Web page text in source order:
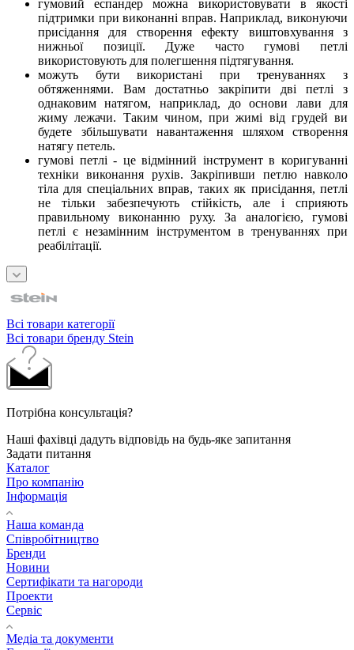
гумовий еспандер можна використовувати в якості
підтримки при виконанні вправ. Наприклад, виконуючи
присідання для створення ефекту виштовхування з
нижньої позиції. Дуже часто гумові петлі
використовують для полегшення підтягування.
можуть бути використані при тренуваннях з
обтяженнями. Вам достатньо закріпити дві петлі з
однаковим натягом, наприклад, до основи лави для
жиму лежачи. Таким чином, при жимі від грудей ви
будете збільшувати навантаження шляхом створення
натягу петель.
гумові петлі - це відмінний інструмент в коригуванні
техніки виконання рухів. Закріпивши петлю навколо
тіла для спеціальних вправ, таких як присідання, петлі
не тільки забезпечують стійкість, але і сприяють
правильному виконанню руху. За аналогією, гумові
петлі є незамінним інструментом в тренуваннях при
реабілітації.
Всі товари категорії
Всі товари бренду Stein
Потрібна консультація?
Наші фахівці дадуть відповідь на будь-яке запитання
Задати питання
Каталог
Про компанію
Інформація
Наша команда
Співробітництво
Бренди
Новини
Сертифікати та нагороди
Проекти
Сервіс
Медіа та документи